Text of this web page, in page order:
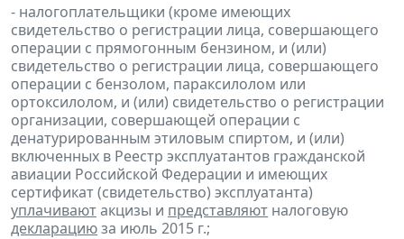
- налогоплательщики (кроме имеющих
свидетельство о регистрации лица, совершающего
операции с прямогонным бензином, и (или)
свидетельство о регистрации лица, совершающего
операции с бензолом, параксилолом или
ортоксилолом, и (или) свидетельство о регистрации
организации, совершающей операции с
денатурированным этиловым спиртом, и (или)
включенных в Реестр эксплуатантов гражданской
авиации Российской Федерации и имеющих
сертификат (свидетельство) эксплуатанта)
уплачиваютакцизы и представляют налоговую
декларациюза июль 2015 г.;